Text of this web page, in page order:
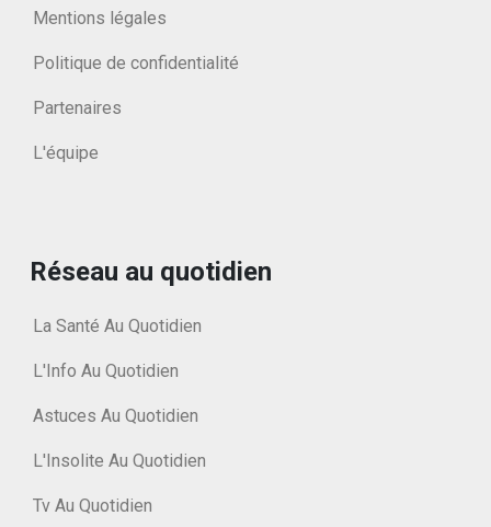
Mentions légales
Politique de confidentialité
Partenaires
L'équipe
Réseau au quotidien
La Santé Au Quotidien
L'Info Au Quotidien
Astuces Au Quotidien
L'Insolite Au Quotidien
Tv Au Quotidien